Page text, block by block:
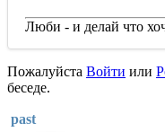
Люби - и делай что
Пожалуйста Войти или
беседе.
past